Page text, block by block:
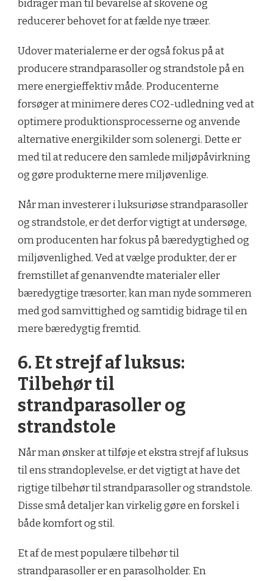
bidrager man til bevarelse af skovene og
reducerer behovet for at fælde nye træer.
Udover materialerne er der også fokus på at
producere strandparasoller og strandstole på en
mere energieffektiv måde. Producenterne
forsøger at minimere deres CO2-udledning ved at
optimere produktionsprocesserne og anvende
alternative energikilder som solenergi. Dette er
med til at reducere den samlede miljøpåvirkning
og gøre produkterne mere miljøvenlige.
Når man investerer i luksuriøse strandparasoller
og strandstole, er det derfor vigtigt at undersøge,
om producenten har fokus på bæredygtighed og
miljøvenlighed. Ved at vælge produkter, der er
fremstillet af genanvendte materialer eller
bæredygtige træsorter, kan man nyde sommeren
med god samvittighed og samtidig bidrage til en
mere bæredygtig fremtid.
6. Et strejf af luksus:
Tilbehør til
strandparasoller og
strandstole
Når man ønsker at tilføje et ekstra strejf af luksus
til ens strandoplevelse, er det vigtigt at have det
rigtige tilbehør til strandparasoller og strandstole.
Disse små detaljer kan virkelig gøre en forskel i
både komfort og stil.
Et af de mest populære tilbehør til
strandparasoller er en parasolholder. En